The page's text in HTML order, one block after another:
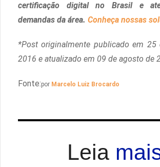
certificação digital no Brasil e
demandas da área. Conheça nossas
*Post originalmente publicado em 25
2016 e atualizado em 09 de agosto de
Fonte:por Marcelo Luiz Brocardo
Leia